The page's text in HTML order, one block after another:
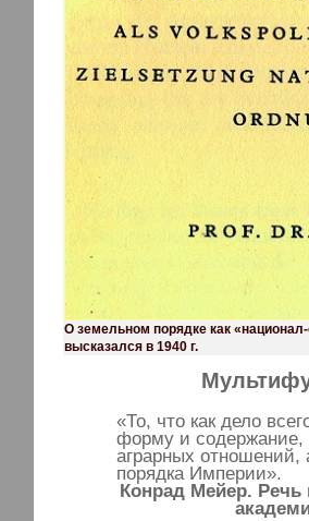
О земельном порядке как
высказался в 1940 г.
«То, что как дело
форму и содержание,
аграрных отношений,
порядка Империи».
Конрад Мейер. Речь